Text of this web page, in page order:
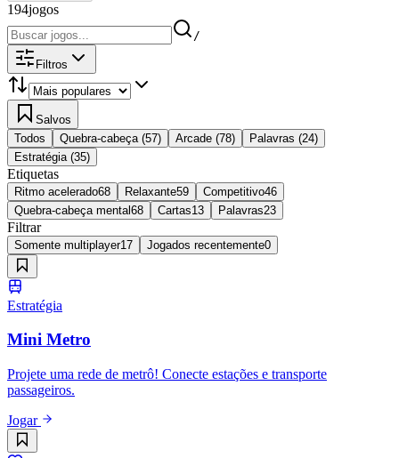
194jogos
/
Filtros
Salvos
Todos
Quebra-cabeça (57) Arcade (78) Palavras (24)
Estratégia (35)
Etiquetas
Ritmo acelerado68 Relaxante59 Competitivo46
Quebra-cabeça mental68 Cartas13 Palavras23
Filtrar
Somente multiplayer17 Jogados recentemente0
Estratégia
Mini Metro
Projete uma rede de metrô! Conecte estações e transporte
passageiros.
Jogar